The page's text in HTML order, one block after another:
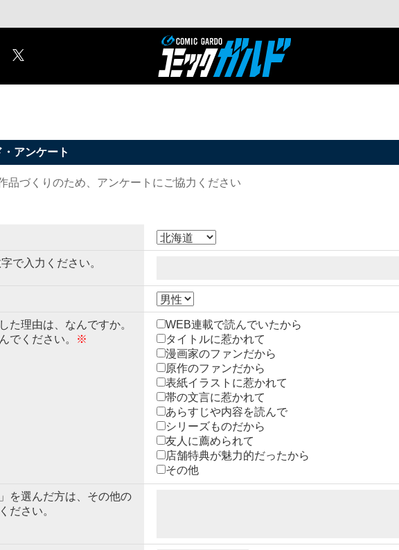
アンケート
品づくりのため、アンケートにご協力ください
で入力ください。
た理由は、なんですか。
でください。
※
WEB連載で読んでいたから
タイトルに惹かれて
漫画家のファンだから
原作のファンだから
表紙イラストに惹かれて
帯の文言に惹かれて
あらすじや内容を読んで
シリーズものだから
友人に薦められて
店舗特典が魅力的だったから
その他
を選んだ方は、その他の
ださい。